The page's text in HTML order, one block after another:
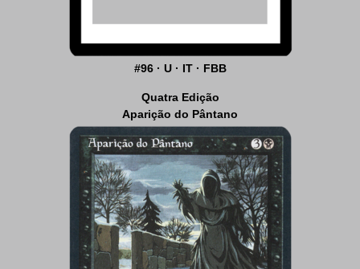
#96 · U · IT · FBB
Quatra Edição
Aparição do Pântano